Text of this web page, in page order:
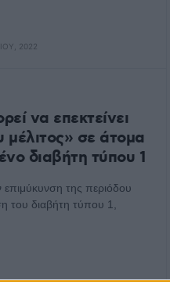
2022
να επεκτείνει
μέλιτος» σε άτομα
διαβήτη τύπου 1
της περιόδου
του διαβήτη τύπου 1,